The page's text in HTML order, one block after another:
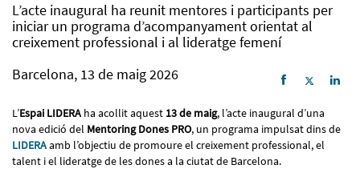
L’acte inaugural ha reunit mentores i participants per
iniciar un programa d’acompanyament orientat al
creixement professional i al lideratge femení
Barcelona, 13 de maig 2026
L’Espai LIDERA ha acollit aquest 13 de maig, l’acte inaugural d’una
nova edició del Mentoring Dones PRO, un programa impulsat dins de
LIDERAamb l’objectiu de promoure el creixement professional, el
talent i el lideratge de les dones a la ciutat de Barcelona.